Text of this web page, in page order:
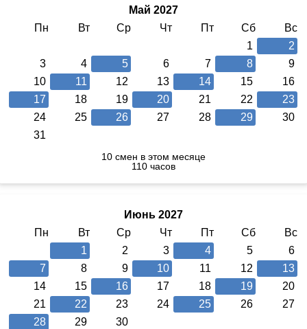
Май 2027
Пн
Вт Ср Чт Пт Сб
Вс
1
2
3
4 5 6 7 8
9
10
11 12 13 14 15
16
17
18 19 20 21 22
23
24
25 26 27 28 29
30
31
10 смен в этом месяце
110 часов
Июнь 2027
Пн
Вт Ср Чт Пт Сб
Вс
1
2 3 4 5
6
7
8 9 10 11 12
13
14
15 16 17 18 19
20
21
22 23 24 25 26
27
28
29 30